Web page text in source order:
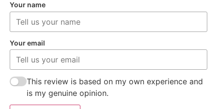
Your name
Your email
This review is based on my own experience and
is my genuine opinion.